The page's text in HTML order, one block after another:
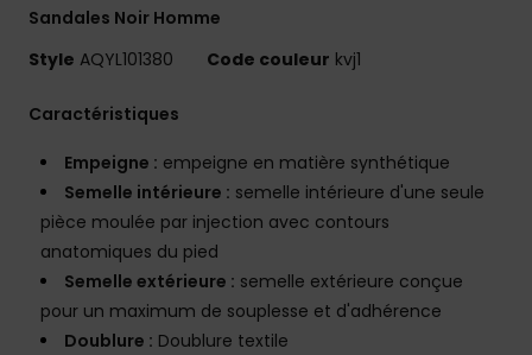
Sandales Noir Homme
Style AQYL101380 Code couleur kvj1
Caractéristiques
Empeigne : empeigne en matière synthétique
Semelle intérieure : semelle intérieure d'une seule
pièce moulée par injection avec contours
anatomiques du pied
Semelle extérieure : semelle extérieure conçue
pour un maximum de souplesse et d'adhérence
Doublure : Doublure textile